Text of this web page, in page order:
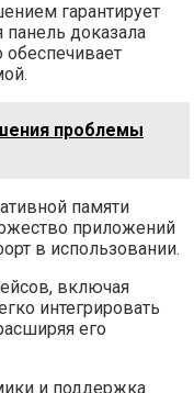
гарантирует
панель доказала
проблемы
памяти
приложений
в использовании.
включая
интегрировать
его
и поддержка